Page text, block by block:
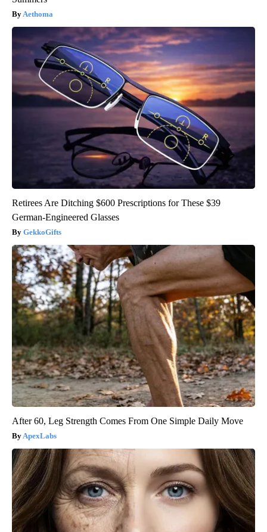
Aethoma
Retirees Are Ditching $600 Prescriptions for These $39
German-Engineered Glasses
GekkoGifts
After 60, Leg Strength Comes From One Simple Daily Move
ApexLabs